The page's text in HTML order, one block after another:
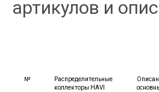
артикулов и
№
Распределительные
коллекторы HAVI